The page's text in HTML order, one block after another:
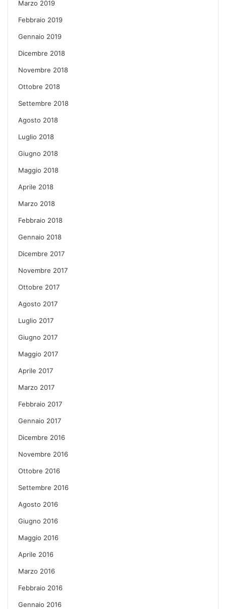
Marzo 2019
Febbraio 2019
Gennaio 2019
Dicembre 2018
Novembre 2018
Ottobre 2018
Settembre 2018
Agosto 2018
Luglio 2018
Giugno 2018
Maggio 2018
Aprile 2018
Marzo 2018
Febbraio 2018
Gennaio 2018
Dicembre 2017
Novembre 2017
Ottobre 2017
Agosto 2017
Luglio 2017
Giugno 2017
Maggio 2017
Aprile 2017
Marzo 2017
Febbraio 2017
Gennaio 2017
Dicembre 2016
Novembre 2016
Ottobre 2016
Settembre 2016
Agosto 2016
Giugno 2016
Maggio 2016
Aprile 2016
Marzo 2016
Febbraio 2016
Gennaio 2016